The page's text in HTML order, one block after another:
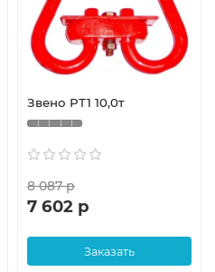
Звено РТ1 10,0т
8 087 р
7 602 р
Заказать